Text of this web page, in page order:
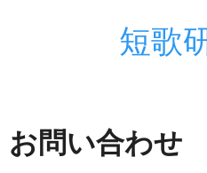
短歌
お問い合わせ